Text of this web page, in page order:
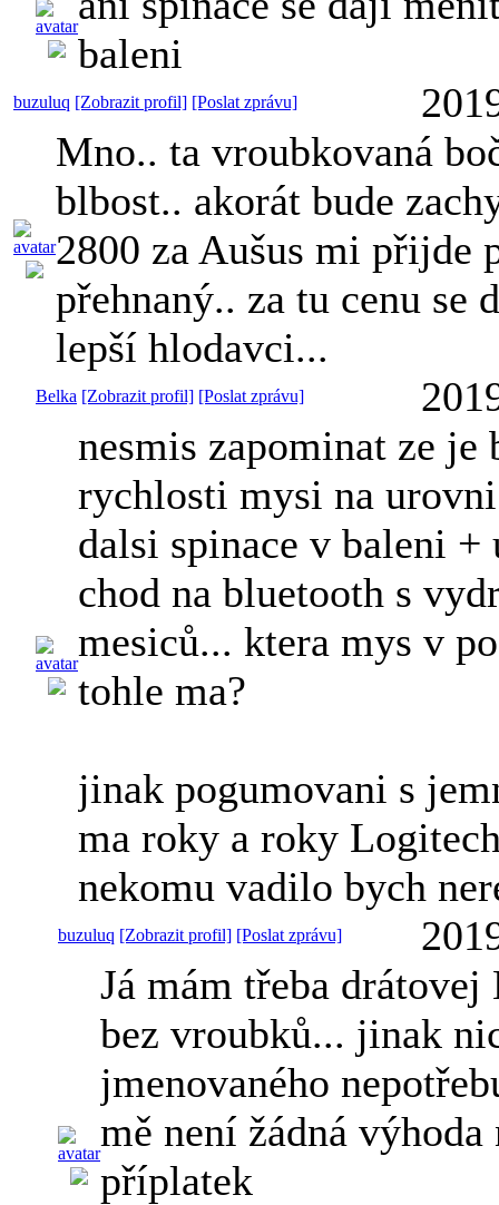
baleni
buzuluq [Zobrazit profil] [Poslat zprávu]
Mno.. ta vroubkovaná
blbost.. akorát bude
2800 za Aušus mi přijde
přehnaný.. za tu cenu se
lepší hlodavci...
Belka [Zobrazit profil] [Poslat zprávu]
nesmis zapominat ze je
rychlosti mysi na
dalsi spinace v baleni +
chod na bluetooth s
mesiců... ktera mys v
tohle ma?
jinak pogumovani s
ma roky a roky
nekomu vadilo bych
buzuluq [Zobrazit profil] [Poslat zprávu]
Já mám třeba
bez vroubků... jinak
jmenovaného
mě není žádná výhoda
příplatek